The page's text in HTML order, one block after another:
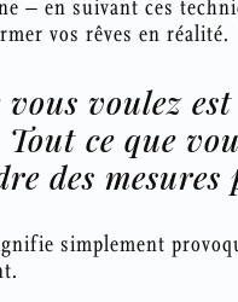
– en suivant ces
vos rêves en réalité.
vous voulez
ce que
des
simplement